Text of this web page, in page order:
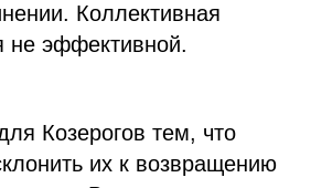
Коллективная
не эффективной.
Козерогов тем, что
их к возвращению